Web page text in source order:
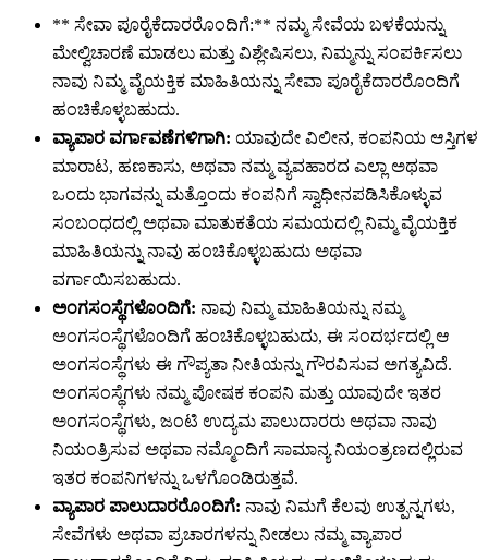
** ಸೇವಾ ಪೂರೈಕೆದಾರರೊಂದಿಗೆ:** ನಮ್ಮ ಸೇವೆಯ ಬಳಕೆಯನ್ನು
ಮೇಲ್ವಿಚಾರಣೆ ಮಾಡಲು ಮತ್ತು ವಿಶ್ಲೇಷಿಸಲು, ನಿಮ್ಮನ್ನು ಸಂಪರ್ಕಿಸಲು
ನಾವು ನಿಮ್ಮ ವೈಯಕ್ತಿಕ ಮಾಹಿತಿಯನ್ನು ಸೇವಾ ಪೂರೈಕೆದಾರರೊಂದಿಗೆ
ಹಂಚಿಕೊಳ್ಳಬಹುದು.
ವ್ಯಾಪಾರ ವರ್ಗಾವಣೆಗಳಿಗಾಗಿ: ಯಾವುದೇ ವಿಲೀನ, ಕಂಪನಿಯ ಆಸ್ತಿಗಳ
ಮಾರಾಟ, ಹಣಕಾಸು, ಅಥವಾ ನಮ್ಮ ವ್ಯವಹಾರದ ಎಲ್ಲಾ ಅಥವಾ
ಒಂದು ಭಾಗವನ್ನು ಮತ್ತೊಂದು ಕಂಪನಿಗೆ ಸ್ವಾಧೀನಪಡಿಸಿಕೊಳ್ಳುವ
ಸಂಬಂಧದಲ್ಲಿ ಅಥವಾ ಮಾತುಕತೆಯ ಸಮಯದಲ್ಲಿ ನಿಮ್ಮ ವೈಯಕ್ತಿಕ
ಮಾಹಿತಿಯನ್ನು ನಾವು ಹಂಚಿಕೊಳ್ಳಬಹುದು ಅಥವಾ
ವರ್ಗಾಯಿಸಬಹುದು.
ಅಂಗಸಂಸ್ಥೆಗಳೊಂದಿಗೆ: ನಾವು ನಿಮ್ಮ ಮಾಹಿತಿಯನ್ನು ನಮ್ಮ
ಅಂಗಸಂಸ್ಥೆಗಳೊಂದಿಗೆ ಹಂಚಿಕೊಳ್ಳಬಹುದು, ಈ ಸಂದರ್ಭದಲ್ಲಿ ಆ
ಅಂಗಸಂಸ್ಥೆಗಳು ಈ ಗೌಪ್ಯತಾ ನೀತಿಯನ್ನು ಗೌರವಿಸುವ ಅಗತ್ಯವಿದೆ.
ಅಂಗಸಂಸ್ಥೆಗಳು ನಮ್ಮ ಪೋಷಕ ಕಂಪನಿ ಮತ್ತು ಯಾವುದೇ ಇತರ
ಅಂಗಸಂಸ್ಥೆಗಳು, ಜಂಟಿ ಉದ್ಯಮ ಪಾಲುದಾರರು ಅಥವಾ ನಾವು
ನಿಯಂತ್ರಿಸುವ ಅಥವಾ ನಮ್ಮೊಂದಿಗೆ ಸಾಮಾನ್ಯ ನಿಯಂತ್ರಣದಲ್ಲಿರುವ
ಇತರ ಕಂಪನಿಗಳನ್ನು ಒಳಗೊಂಡಿರುತ್ತವೆ.
ವ್ಯಾಪಾರ ಪಾಲುದಾರರೊಂದಿಗೆ: ನಾವು ನಿಮಗೆ ಕೆಲವು ಉತ್ಪನ್ನಗಳು,
ಸೇವೆಗಳು ಅಥವಾ ಪ್ರಚಾರಗಳನ್ನು ನೀಡಲು ನಮ್ಮ ವ್ಯಾಪಾರ